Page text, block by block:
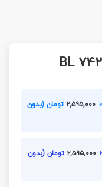
۲,۵۹۵,۰۰۰ تومان (بدون
۲,۵۹۵,۰۰۰ تومان (بدون